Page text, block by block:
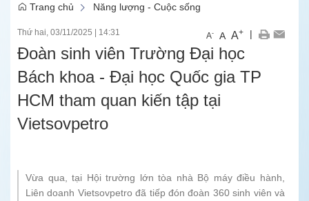
Trang chủ Năng lượng - Cuộc sống
Thứ hai, 03/11/2025 14:31 A- A A+ |
Đoàn sinh viên Trường Đại học
Bách khoa - Đại học Quốc gia TP
HCM tham quan kiến tập tại
Vietsovpetro
Vừa qua, tại Hội trường lớn tòa nhà Bộ máy điều hành,
Liên doanh Vietsovpetro đã tiếp đón đoàn 360 sinh viên và